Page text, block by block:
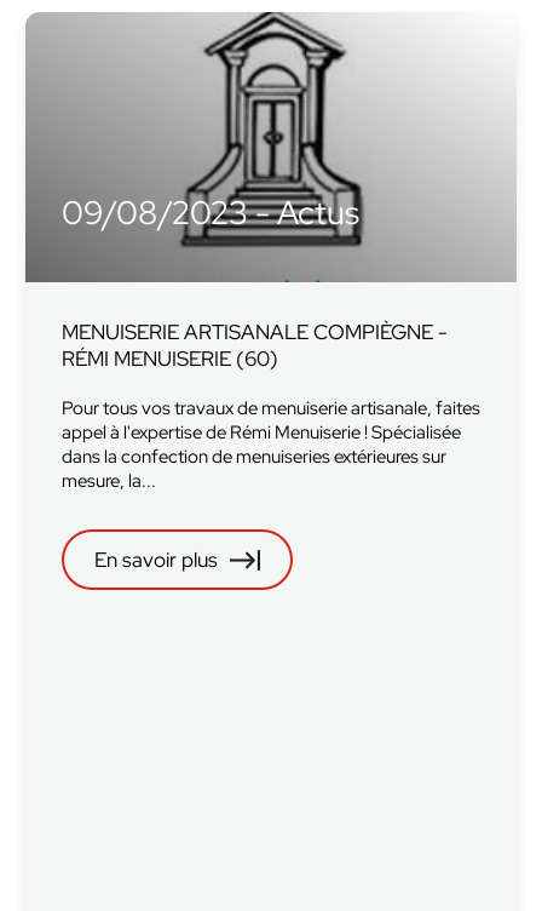
09/08/2023 - Actus
MENUISERIE ARTISANALE COMPIÈGNE -
RÉMI MENUISERIE (60)
Pour tous vos travaux de menuiserie artisanale, faites
appel à l'expertise de Rémi Menuiserie ! Spécialisée
dans la confection de menuiseries extérieures sur
mesure, la...
En savoir plus